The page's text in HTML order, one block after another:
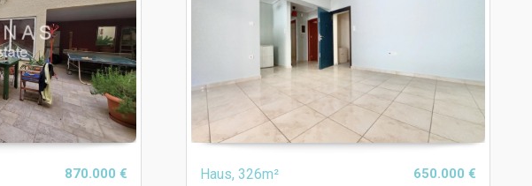
870.000 € Haus, 326m² 650.000 €